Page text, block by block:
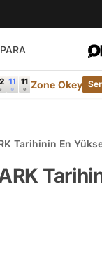
PARA
Zone Okey
Tarihinin En